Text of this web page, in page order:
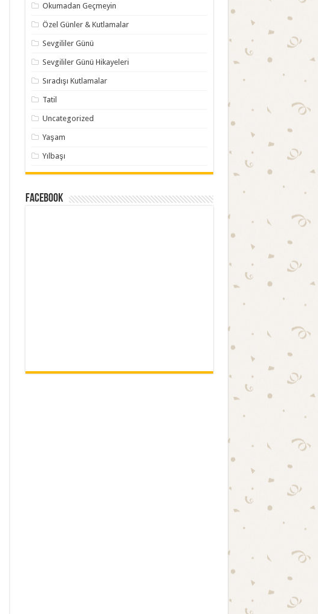
Okumadan Geçmeyin
Özel Günler & Kutlamalar
Sevgililer Günü
Sevgililer Günü Hikayeleri
Sıradışı Kutlamalar
Tatil
Uncategorized
Yaşam
Yılbaşı
Facebook